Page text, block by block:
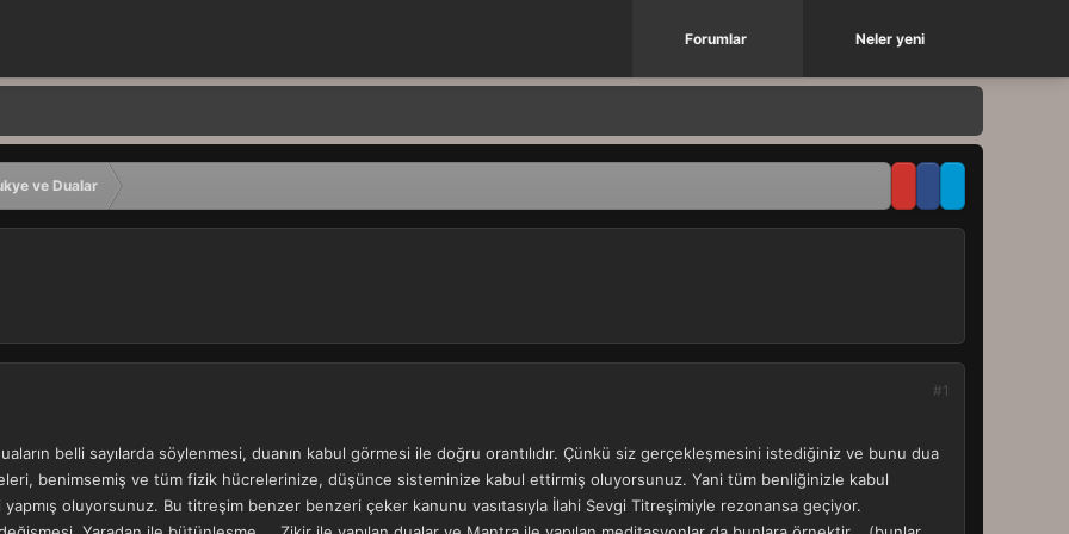
Forumlar Neler yeni
ve Dualar
#1
belli sayılarda söylenmesi, duanın kabul görmesi ile doğru orantılıdır. Çünkü siz gerçekleşmesini istediğiniz ve bunu dua
benimsemiş ve tüm fizik hücrelerinize, düşünce sisteminize kabul ettirmiş oluyorsunuz. Yani tüm benliğinizle kabul
yapmış oluyorsunuz. Bu titreşim benzer benzeri çeker kanunu vasıtasıyla İlahi Sevgi Titreşimiyle rezonansa geçiyor.